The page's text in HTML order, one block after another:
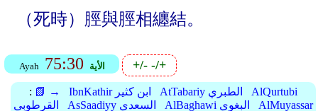
（死時）脛與脛相纏結。
Ayah 75:30 الأية +/--/+
: 📗 → IbnKathir ابن كثير AtTabariy الطبري
AlQurtubi
القرطوبي
AsSaadiyy السعدي AlBaghawi البغوي
AlMuyassar